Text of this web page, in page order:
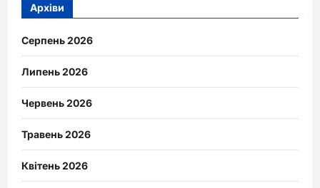
Архіви
Серпень 2026
Липень 2026
Червень 2026
Травень 2026
Квітень 2026